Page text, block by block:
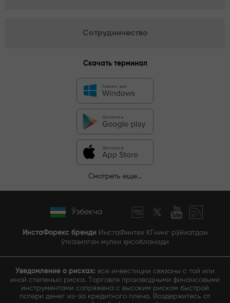
Сотрудничество
Скачать терминал
Смотреть еще...
Ўзбекча
ИнстаФорекс бренди ИнстаФинтех КГнинг рўйхатдан
ўтказилган мулки ҳисобланади
Уведомление о рисках: все инвестиции связаны с той или
иной степенью риска. Торговля производными финансовыми
инструментами сопряжена с высоким риском быстрой
потери денег из-за кредитного плеча. Воздержитесь от